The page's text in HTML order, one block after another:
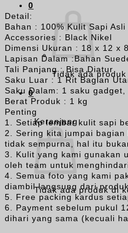
0
Tidak ada produk
0
Keranjang
Tidak ada produk di
Detail:
Bahan : 100% Kulit Sapi Asli
Accessories : Black Nikel
Dimensi Ukuran : 18 x 12 x
Lapisan Dalam :Bahan
Tali Panjang : Bisa Diatur
Saku Luar : 1 Rit Bagian
Saku Dalam: 1 saku
Berat Produk : 1 kg
Penting
1. Setiap lembar kulit sapi
2. Sering kita jumpai
tidak sempurna, hal itu
3. Kulit yang kami gunakan
oleh team untuk
4. Semua foto yang kami
diambil langsung dari
5. Free packing kardus
6. Payment sebelum pukul
dihari yang sama (kecuali